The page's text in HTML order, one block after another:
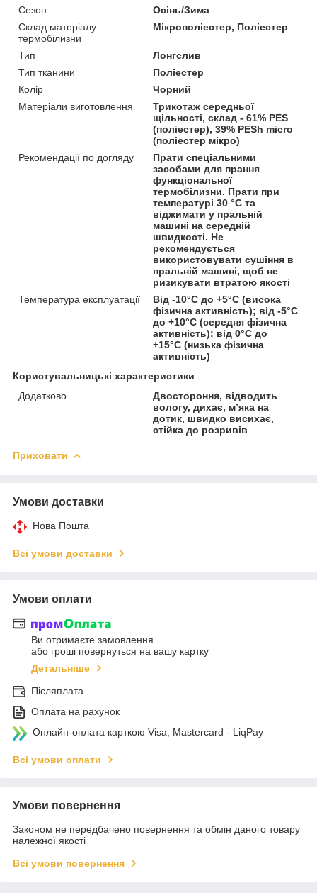
Сезон
Осінь/Зима
Склад матеріалу
термобілизни
Мікрополіестер, Поліестер
Тип
Лонгслив
Тип тканини
Поліестер
Колір
Чорний
Матеріали виготовлення
Трикотаж середньої
щільності, склад - 61% PES
(поліестер), 39% PESh micro
(поліестер мікро)
Рекомендації по догляду
Прати спеціальними
засобами для прання
функціональної
термобілизни. Прати при
температурі 30 °C та
віджимати у пральній
машині на середній
швидкості. Не
рекомендується
використовувати сушіння в
пральній машині, щоб не
ризикувати втратою якості
Температура експлуатації
Від -10°C до +5°C (висока
фізична активність); від -5°C
до +10°C (середня фізична
активність); від 0°C до
+15°C (низька фізична
активність)
Користувальницькі характеристики
Додатково
Двостороння, відводить
вологу, дихає, м’яка на
дотик, швидко висихає,
стійка до розривів
Приховати
Умови доставки
Нова Пошта
Всі умови доставки
Умови оплати
Ви отримаєте замовлення
або гроші повернуться на вашу картку
Детальніше
Післяплата
Оплата на рахунок
Онлайн-оплата карткою Visa, Mastercard - LiqPay
Всі умови оплати
Умови повернення
Законом не передбачено повернення та обмін даного товару
належної якості
Всі умови повернення